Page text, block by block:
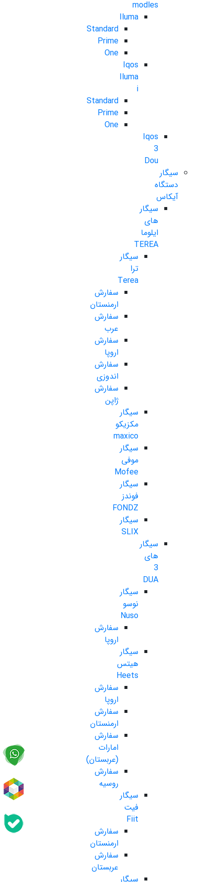
modles
Iluma
Standard
Prime
One
Iqos
Iluma
i
Standard
Prime
One
Iqos
3
Dou
سیگار
دستگاه
آیکاس
سیگار
های
ایلوما
TEREA
سیگار
ترا
Terea
سفارش
ارمنستان
سفارش
عرب
سفارش
اروپا
سفارش
اندوزی
سفارش
ژاپن
سیگار
مکزیکو
maxico
سیگار
موفی
Mofee
سیگار
فوندز
FONDZ
سیگار
SLIX
سیگار
های
3
DUA
سیگار
نوسو
Nuso
سفارش
اروپا
سیگار
هیتس
Heets
سفارش
اروپا
سفارش
ارمنستان
سفارش
امارات
(عربستان)
سفارش
روسیه
سیگار
فیت
Fiit
سفارش
ارمنستان
سفارش
عربستان
سیگار